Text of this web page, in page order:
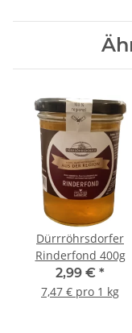
Dürrröhrsdorfer
Rinderfond 400g
2,99 € *
7,47 € pro 1 kg